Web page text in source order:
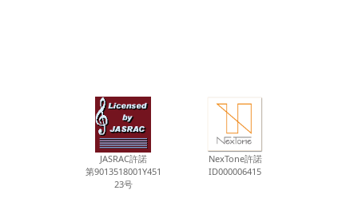
JASRAC許諾
第9013518001Y451
23号
NexTone許諾
ID000006415